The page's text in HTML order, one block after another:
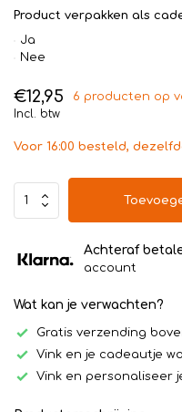
Product verpakken als
Ja
Nee
€12,95
6 producten op
Incl. btw
Voor 16:00 besteld,
Achteraf
account
Wat kan je verwachten?
Gratis verzending
Vink en je cadeautje
Vink en personaliseer